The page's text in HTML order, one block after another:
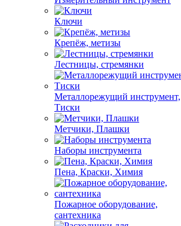
Ключи
Крепёж, метизы
Лестницы, стремянки
Металлорежущий инструмент,
Тиски
Метчики, Плашки
Наборы инструмента
Пена, Краски, Химия
Пожарное оборудование,
сантехника